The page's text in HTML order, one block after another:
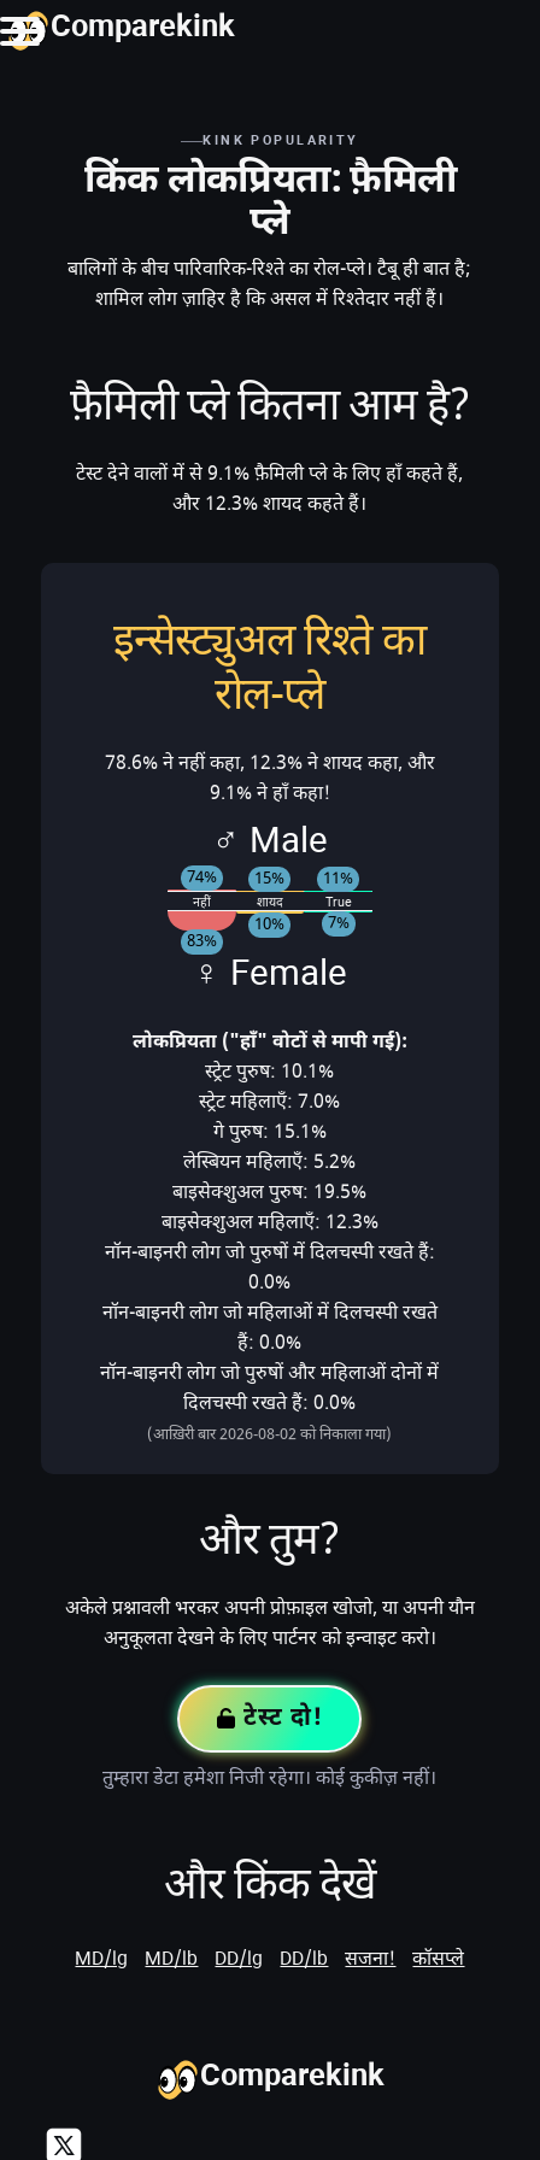
Comparekink
KINK POPULARITY
किंक लोकप्रियता: फ़ैमिली
प्ले
बालिगों के बीच पारिवारिक-रिश्ते का रोल-प्ले। टैबू ही बात है;
शामिल लोग ज़ाहिर है कि असल में रिश्तेदार नहीं हैं।
फ़ैमिली प्ले कितना आम है?
टेस्ट देने वालों में से 9.1% फ़ैमिली प्ले के लिए हाँ कहते हैं,
और 12.3% शायद कहते हैं।
इन्सेस्ट्युअल रिश्ते का
रोल-प्ले
78.6% ने नहीं कहा, 12.3% ने शायद कहा, और
9.1% ने हाँ कहा!
♂ Male
नहीं
74%
शायद
15%
True
11%
83%
10% 7%
♀ Female
लोकप्रियता ("हाँ" वोटों से मापी गई):
स्ट्रेट पुरुष: 10.1%
स्ट्रेट महिलाएँ: 7.0%
गे पुरुष: 15.1%
लेस्बियन महिलाएँ: 5.2%
बाइसेक्शुअल पुरुष: 19.5%
बाइसेक्शुअल महिलाएँ: 12.3%
नॉन-बाइनरी लोग जो पुरुषों में दिलचस्पी रखते हैं:
0.0%
नॉन-बाइनरी लोग जो महिलाओं में दिलचस्पी रखते
हैं: 0.0%
नॉन-बाइनरी लोग जो पुरुषों और महिलाओं दोनों में
दिलचस्पी रखते हैं: 0.0%
(आख़िरी बार 2026-08-02 को निकाला गया)
और तुम?
अकेले प्रश्नावली भरकर अपनी प्रोफ़ाइल खोजो, या अपनी यौन
अनुकूलता देखने के लिए पार्टनर को इन्वाइट करो।
टेस्ट दो!
तुम्हारा डेटा हमेशा निजी रहेगा। कोई कुकीज़ नहीं।
और किंक देखें
MD/lg MD/lb DD/lg DD/lb सजना! कॉसप्ले
Comparekink